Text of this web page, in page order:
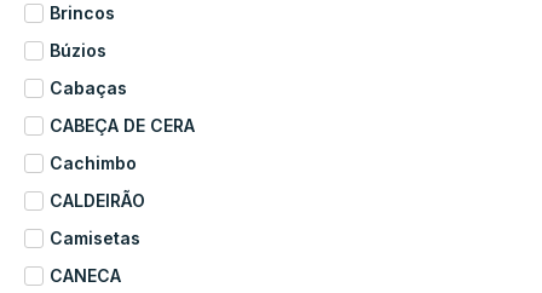
Brincos
Búzios
Cabaças
CABEÇA DE CERA
Cachimbo
CALDEIRÃO
Camisetas
CANECA